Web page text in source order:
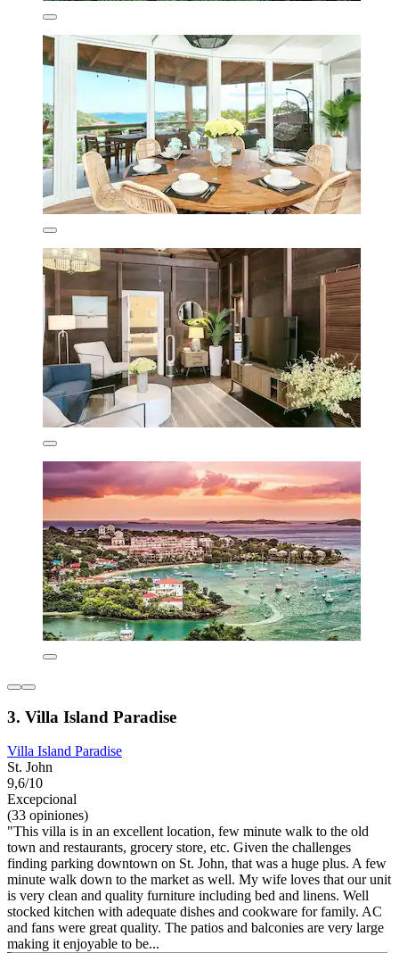
3. Villa Island Paradise
Villa Island Paradise
St. John
9,6/10
Excepcional
(33 opiniones)
"This villa is in an excellent location, few minute walk to the old
town and restaurants, grocery store, etc. Given the challenges
finding parking downtown on St. John, that was a huge plus. A few
minute walk down to the market as well. My wife loves that our unit
is very clean and quality furniture including bed and linens. Well
stocked kitchen with adequate dishes and cookware for family. AC
and fans were great quality. The patios and balconies are very large
making it enjoyable to be...